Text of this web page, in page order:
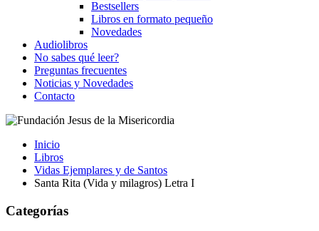
Bestsellers
Libros en formato pequeño
Novedades
Audiolibros
No sabes qué leer?
Preguntas frecuentes
Noticias y Novedades
Contacto
Inicio
Libros
Vidas Ejemplares y de Santos
Santa Rita (Vida y milagros) Letra I
Categorías